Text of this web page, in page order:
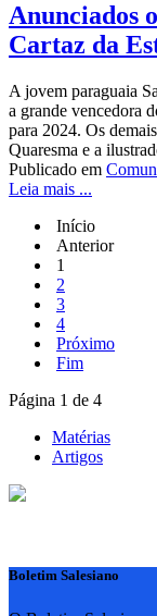
Anunciados
Cartaz da
A jovem paraguaia
a grande vencedora
para 2024. Os
Quaresma e a
Publicado em
Leia mais ...
Início
Anterior
1
2
3
4
Próximo
Fim
Página 1 de 4
Matérias
Artigos
Boletim Salesiano